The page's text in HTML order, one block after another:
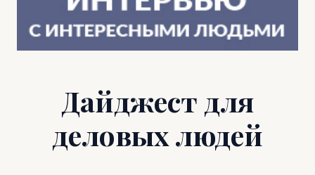
Дайджест для
деловых людей